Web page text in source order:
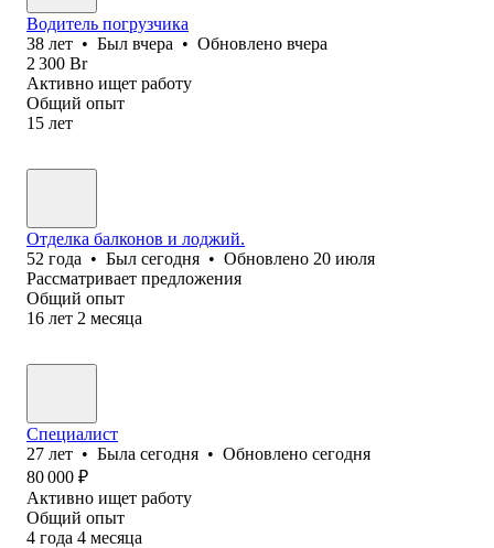
Водитель погрузчика
38 лет • Был вчера • Обновлено вчера
2 300 Br
Активно ищет работу
Общий опыт
15 лет
Отделка балконов и лоджий.
52 года • Был сегодня • Обновлено 20 июля
Рассматривает предложения
Общий опыт
16 лет 2 месяца
Специалист
27 лет • Была сегодня • Обновлено сегодня
80 000 ₽
Активно ищет работу
Общий опыт
4 года 4 месяца